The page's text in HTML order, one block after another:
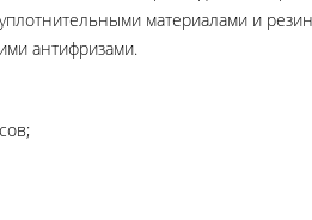
материалами и
антифризами.